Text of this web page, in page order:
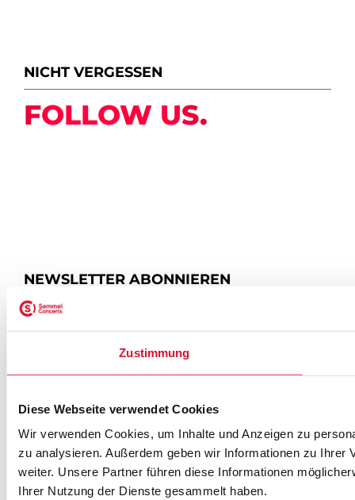
Zustimmung
Diese Webseite verwendet Cookies
Wir verwenden Cookies, um Inhalte und Anzeigen zu
zu analysieren. Außerdem geben wir Informationen zu Ihrer
weiter. Unsere Partner führen diese Informationen
Ihrer Nutzung der Dienste gesammelt haben.
NICHT VERGESSEN
FOLLOW US.
NEWSLETTER ABONNIEREN
SEMMEL @ SOCIAL MEDIA